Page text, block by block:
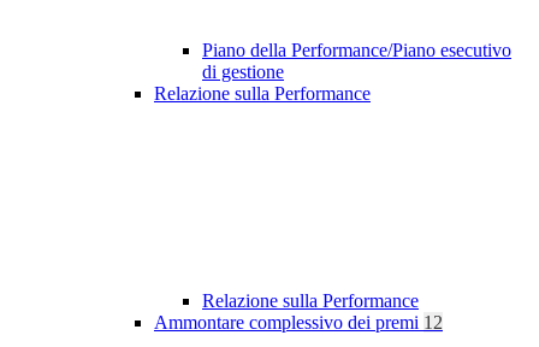
Piano della Performance/Piano esecutivo
di gestione
Relazione sulla Performance
Relazione sulla Performance
Ammontare complessivo dei premi 12